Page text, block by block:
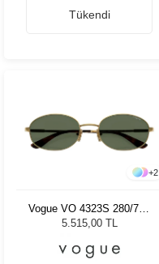
Tükendi
+2
Vogue VO 4323S 280/71 -
56 Kadın Güneş Gözlüğü
5.515,00 TL